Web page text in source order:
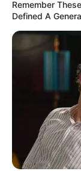
Homenagem a
que participaram
JASB
WhatsApp:
Comunitários de
cruzaram o Brasil
de maio de
Aposentadoria de
Remember
Defined A